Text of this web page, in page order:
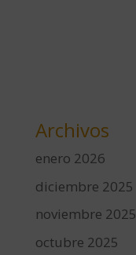
Archivos
enero 2026
diciembre 2025
noviembre 2025
octubre 2025